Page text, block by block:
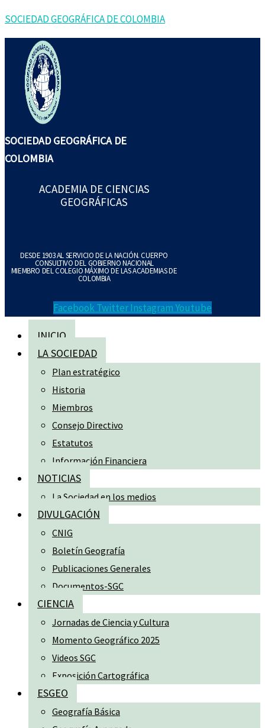
al
contenido
SOCIEDAD GEOGRÁFICA DE COLOMBIA
SOCIEDAD GEOGRÁFICA DE
COLOMBIA
ACADEMIA DE CIENCIAS
GEOGRÁFICAS
DESDE 1903 AL SERVICIO DE LA NACIÓN. CUERPO
CONSULTIVO DEL GOBIERNO NACIONAL
MIEMBRO DEL COLEGIO MÁXIMO DE LAS ACADEMIAS DE
COLOMBIA
Facebook Twitter InstagramYoutube
INICIO
LA SOCIEDAD
Plan estratégico
Historia
Miembros
Consejo Directivo
Estatutos
Información Financiera
NOTICIAS
La Sociedad en los medios
DIVULGACIÓN
CNIG
Boletín Geografía
Publicaciones Generales
Documentos-SGC
CIENCIA
Jornadas de Ciencia y Cultura
Momento Geográfico 2025
Videos SGC
Exposición Cartográfica
ESGEO
Geografía Básica
por: